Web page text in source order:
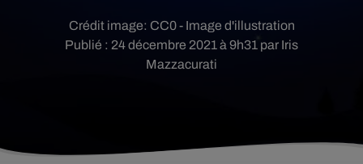
Publié : 24 décembre 2021 à 9h31 par Iris
Mazzacurati
Crédit image: CC0 - Image d'illustration